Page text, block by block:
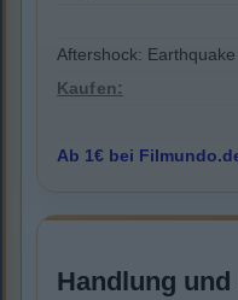
Aftershock:
Kaufen:
Ab 1€ bei
Handlung